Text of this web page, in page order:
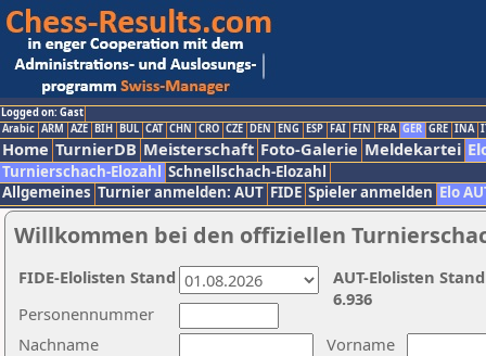
Logged on: Gast
Arabic ARM AZE BIH BUL CAT CHN CRO CZE DEN ENG ESP FAI FIN FRA GER GRE INA
Home TurnierDB Meisterschaft Foto-Galerie Meldekartei
Turnierschach-Elozahl Schnellschach-Elozahl
Allgemeines Turnier anmelden: AUT FIDE Spieler anmelden Elo
Willkommen bei den offiziellen
Nachname
Vorname
Personennummer
AUT-Elolisten
6.936
FIDE-Elolisten Stand